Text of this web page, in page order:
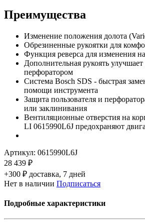
Преимущества
Изменение положения долота
Обрезиненные рукоятки для
Функция реверса для изменения
Дополнительная рукоять
перфоратором
Система Bosch SDS - быстрая
помощи инструмента
Защита пользователя и
или заклинивания
Вентиляционные отверстия на
LI 0615990L6J предохраняют
Артикул: 0615990L6J
28 439 ₽
+300 ₽ доставка, 7 дней
Нет в наличии Подписаться
Подробные характеристики